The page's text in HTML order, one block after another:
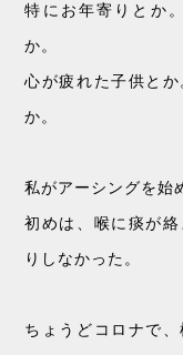
特にお年寄りとか
か。
心が疲れた子供と
か。
私がアーシングを始
初めは、喉に痰が
りしなかった。
ちょうどコロナで